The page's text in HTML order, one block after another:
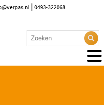
| 0493-322068